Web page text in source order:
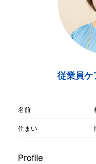
従業員ケ
名前
住まい
Profile